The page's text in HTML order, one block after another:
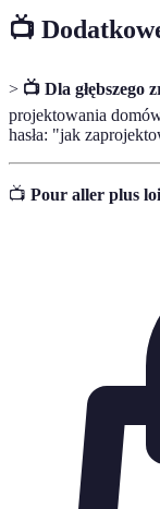
📺
> 📺 Dla głębszego
projektowania
hasła: "jak
📺 Pour aller plus